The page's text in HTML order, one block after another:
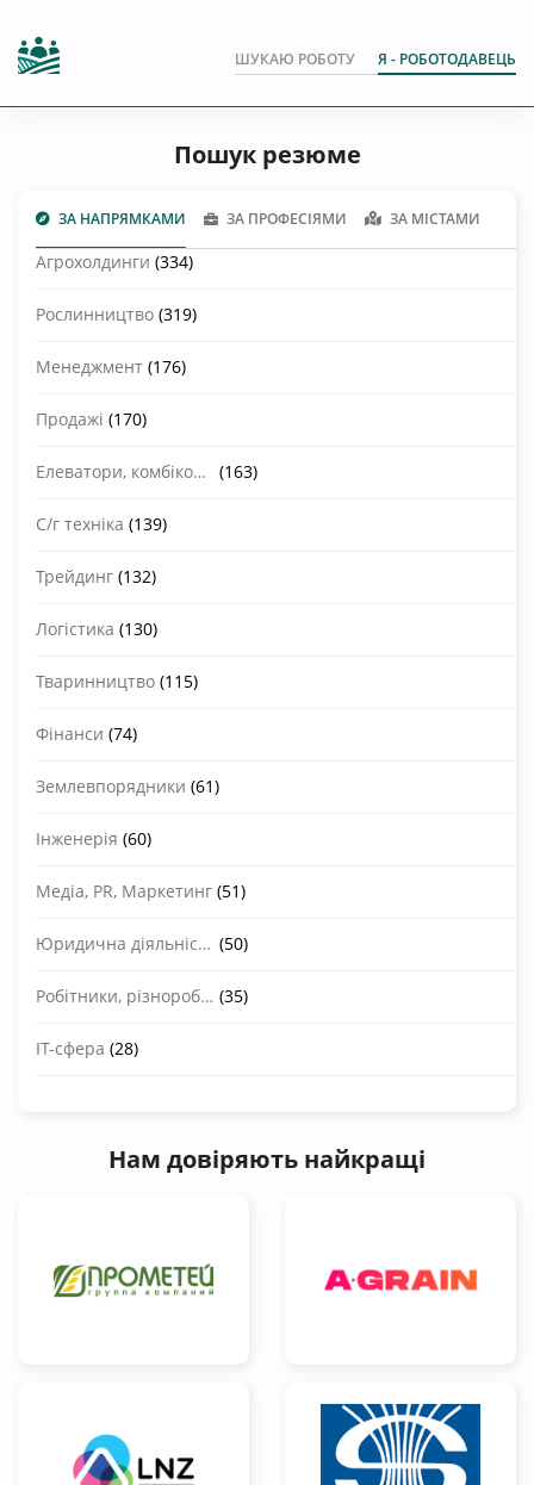
ШУКАЮ РОБОТУ Я - РОБОТОДАВЕЦЬ
Пошук резюме
ЗА НАПРЯМКАМИ ЗА ПРОФЕСІЯМИ ЗА МІСТАМИ
Агрохолдинги (334)
Рослинництво (319)
Менеджмент (176)
Продажі (170)
Елеватори, комбікормові заводи (163)
С/г техніка (139)
Трейдинг (132)
Логістика (130)
Тваринництво (115)
Фінанси (74)
Землевпорядники (61)
Інженерія (60)
Медіа, PR, Маркетинг (51)
Юридична діяльність (50)
Робітники, різноробочі (35)
IT-сфера (28)
Нам довіряють найкращі